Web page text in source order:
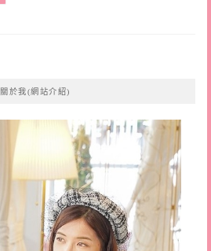
關於我(網站介紹)